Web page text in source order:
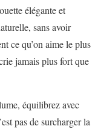
élégante et
sans avoir
ce qu’on aime le plus
jamais plus fort que
équilibrez avec
pas de surcharger la